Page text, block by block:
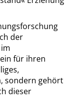
der
für ihren
sondern gehört
dieser